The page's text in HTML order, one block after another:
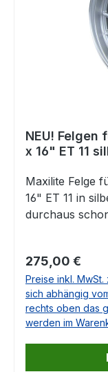
NEU! Felgen
x 16" ET 11
Maxilite Felge
16" ET 11 in
durchaus
R107. Enthalten ist jeweils das entsprechende
Gutachten.
Nabendeckel
passenden
dieser Seite als
Komplettrad ist
um welches
Regulärer Preis:
275,00 €
Preise inkl.
sich abhängig
rechts oben das
werden im